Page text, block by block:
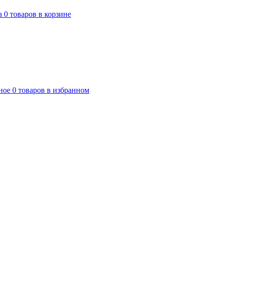
0 товаров в корзине
0 товаров в избранном